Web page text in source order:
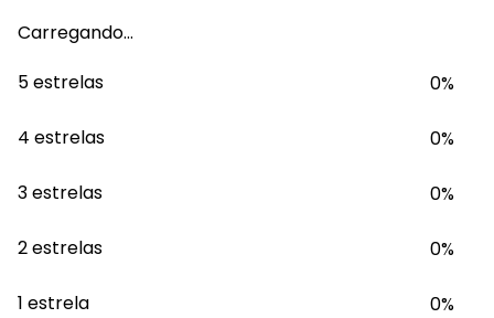
Carregando…
5 estrelas
0%
4 estrelas 0%
3 estrelas 0%
2 estrelas 0%
1 estrela 0%